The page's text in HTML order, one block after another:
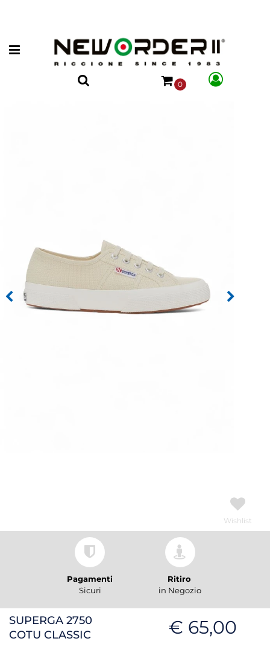
Open menu
0
Wishlist
Pagamenti
Sicuri
Ritiro
in Negozio
SUPERGA 2750
COTU CLASSIC
€ 65,00